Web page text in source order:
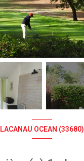
LACANAU OCEAN (33680)